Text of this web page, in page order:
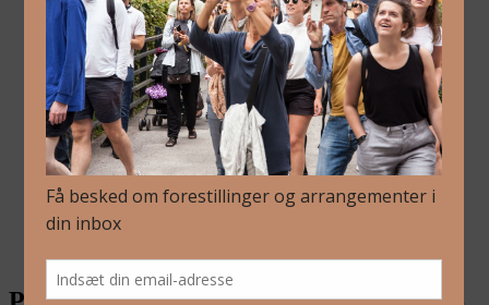
Kontakt
Dansk
Om Os
Blog
Arkiv
Nyhedsbrev
Kalender
Dansk